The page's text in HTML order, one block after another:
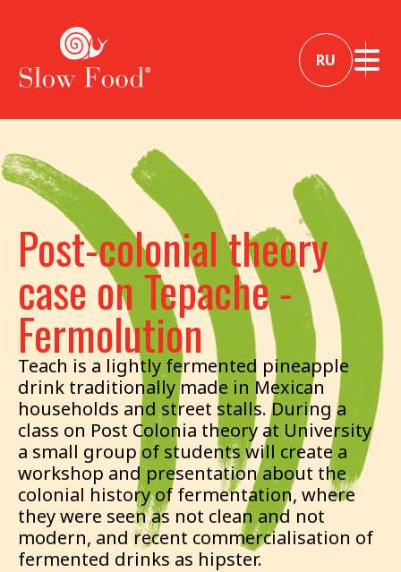
RU
Post-colonial theory
case on Tepache -
Fermolution
Teach is a lightly fermented pineapple
drink traditionally made in Mexican
households and street stalls. During a
class on Post Colonia theory at University
a small group of students will create a
workshop and presentation about the
colonial history of fermentation, where
they were seen as not clean and not
modern, and recent commercialisation of
fermented drinks as hipster.